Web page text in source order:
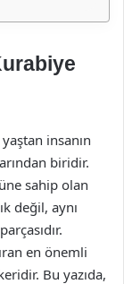
insanın
biridir.
sahip olan
değil, aynı
en önemli
Bu yazıda,